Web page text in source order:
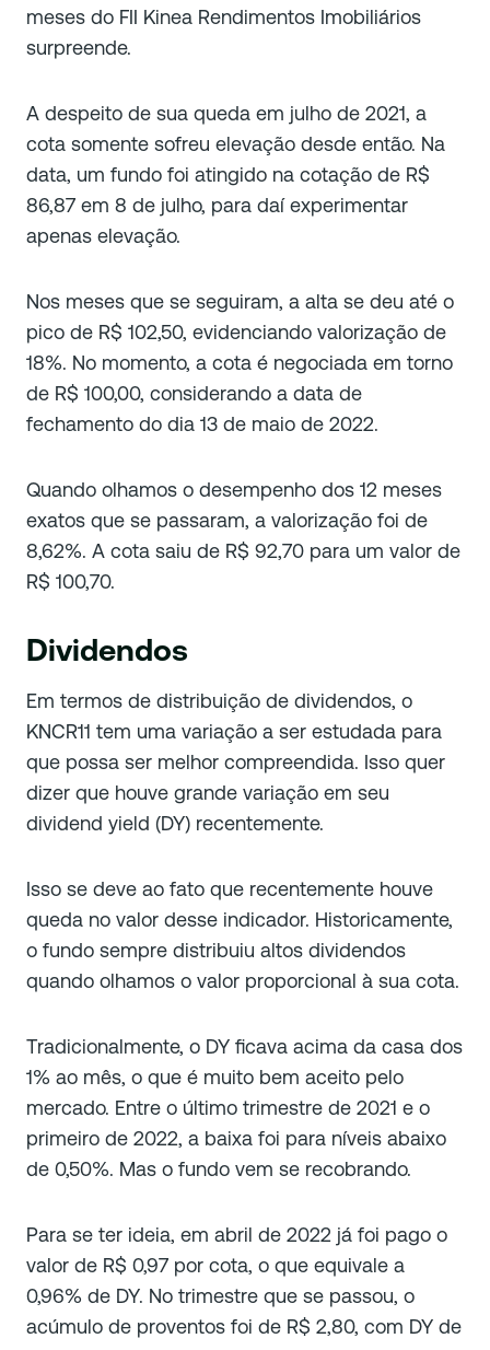
meses do FII Kinea Rendimentos Imobiliários
surpreende.
A despeito de sua queda em julho de 2021, a
cota somente sofreu elevação desde então. Na
data, um fundo foi atingido na cotação de R$
86,87 em 8 de julho, para daí experimentar
apenas elevação.
Nos meses que se seguiram, a alta se deu até o
pico de R$ 102,50, evidenciando valorização de
18%. No momento, a cota é negociada em torno
de R$ 100,00, considerando a data de
fechamento do dia 13 de maio de 2022.
Quando olhamos o desempenho dos 12 meses
exatos que se passaram, a valorização foi de
8,62%. A cota saiu de R$ 92,70 para um valor de
R$ 100,70.
Dividendos
Em termos de distribuição de dividendos, o
KNCR11 tem uma variação a ser estudada para
que possa ser melhor compreendida. Isso quer
dizer que houve grande variação em seu
dividend yield (DY) recentemente.
Isso se deve ao fato que recentemente houve
queda no valor desse indicador. Historicamente,
o fundo sempre distribuiu altos dividendos
quando olhamos o valor proporcional à sua cota.
Tradicionalmente, o DY ficava acima da casa dos
1% ao mês, o que é muito bem aceito pelo
mercado. Entre o último trimestre de 2021 e o
primeiro de 2022, a baixa foi para níveis abaixo
de 0,50%. Mas o fundo vem se recobrando.
Para se ter ideia, em abril de 2022 já foi pago o
valor de R$ 0,97 por cota, o que equivale a
0,96% de DY. No trimestre que se passou, o
acúmulo de proventos foi de R$ 2,80, com DY de